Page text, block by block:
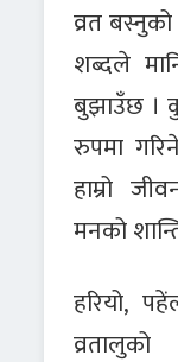
व्रत बस्नुको
शब्दले
बुझाउँछ ।
रुपमा
हाम्रो
मनको
हरियो,